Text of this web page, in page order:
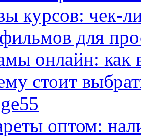
курсов: чек-
для
онлайн: как
стоит
оптом: